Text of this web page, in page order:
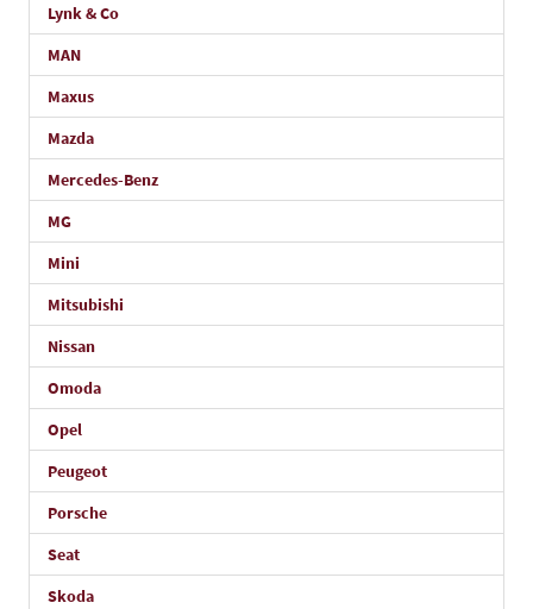
Lynk & Co
MAN
Maxus
Mazda
Mercedes-Benz
MG
Mini
Mitsubishi
Nissan
Omoda
Opel
Peugeot
Porsche
Seat
Skoda